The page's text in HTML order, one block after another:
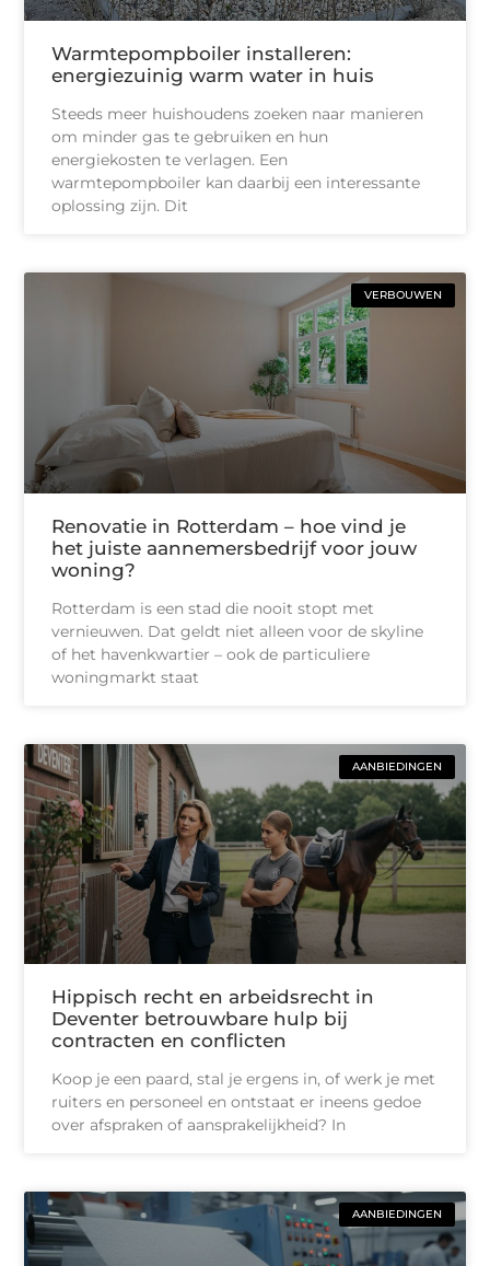
Warmtepompboiler installeren:
energiezuinig warm water in huis
Steeds meer huishoudens zoeken naar manieren
om minder gas te gebruiken en hun
energiekosten te verlagen. Een
warmtepompboiler kan daarbij een interessante
oplossing zijn. Dit
VERBOUWEN
Renovatie in Rotterdam – hoe vind je
het juiste aannemersbedrijf voor jouw
woning?
Rotterdam is een stad die nooit stopt met
vernieuwen. Dat geldt niet alleen voor de skyline
of het havenkwartier – ook de particuliere
woningmarkt staat
AANBIEDINGEN
Hippisch recht en arbeidsrecht in
Deventer betrouwbare hulp bij
contracten en conflicten
Koop je een paard, stal je ergens in, of werk je met
ruiters en personeel en ontstaat er ineens gedoe
over afspraken of aansprakelijkheid? In
AANBIEDINGEN